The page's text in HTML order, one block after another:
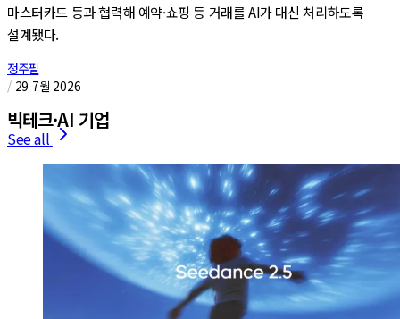
마스터카드 등과 협력해 예약·쇼핑 등 거래를 AI가 대신 처리하도록
설계됐다.
정주필
/ 29 7월 2026
빅테크·AI 기업
See all